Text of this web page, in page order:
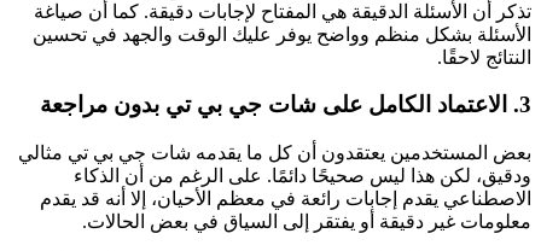
تذكر أن الأسئلة الدقيقة هي المفتاح لإجابات دقيقة. كما أن صياغة
الأسئلة بشكل منظم وواضح يوفر عليك الوقت والجهد في تحسين
النتائج لاحقًا.
3. الاعتماد الكامل على شات جي بي تي بدون مراجعة
بعض المستخدمين يعتقدون أن كل ما يقدمه شات جي بي تي مثالي
ودقيق، لكن هذا ليس صحيحًا دائمًا. على الرغم من أن الذكاء
الاصطناعي يقدم إجابات رائعة في معظم الأحيان، إلا أنه قد يقدم
معلومات غير دقيقة أو يفتقر إلى السياق في بعض الحالات.